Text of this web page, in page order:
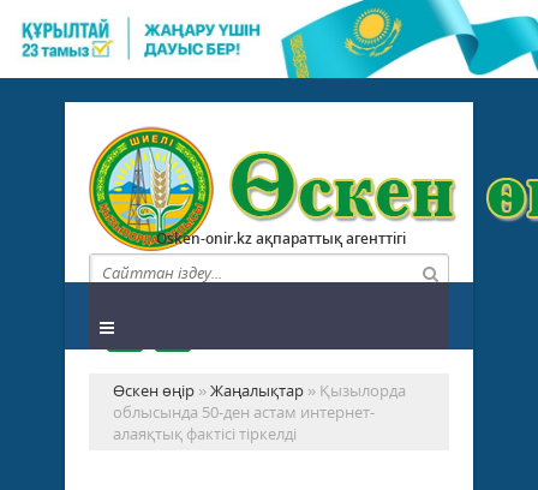
Osken-onir.kz ақпараттық агенттігі
Өскен өңір »Жаңалықтар » Қызылорда
облысында 50-ден астам интернет-
алаяқтық фактісі тіркелді